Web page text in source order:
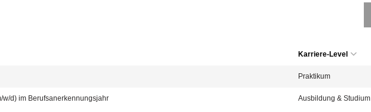
Karriere-Level
Praktikum
d) im Berufsanerkennungsjahr Ausbildung & Studium